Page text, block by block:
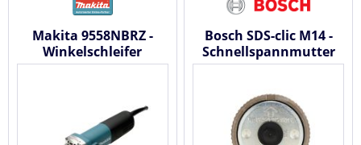
Makita 9558NBRZ -
Winkelschleifer
Bosch SDS-clic M14 -
Schnellspannmutter
SDS